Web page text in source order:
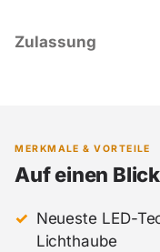
Zulassung
MERKMALE & VORTEILE
Auf einen Blick
Neueste LED-
Lichthaube